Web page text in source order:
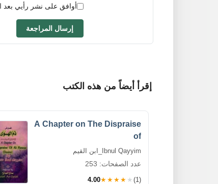
أوافق على نشر رأيي بعد
إرسال المراجعة
إقرأ أيضاً من هذه الكتب
A Chapter on The Dispraise
of
Ibnul Qayyim_ابن القيم
عدد الصفحات: 253
4.00★★★★★ (1)